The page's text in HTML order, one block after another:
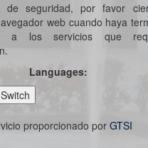
de seguridad, por favor
web cuando haya
a los servicios que
Languages:
proporcionado por GTSI